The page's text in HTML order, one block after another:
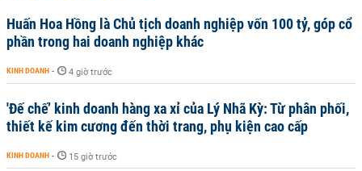
Huấn Hoa Hồng là Chủ tịch doanh nghiệp vốn 100 tỷ, góp cổ
phần trong hai doanh nghiệp khác
KINH DOANH - 4 giờ trước
'Đế chế’ kinh doanh hàng xa xỉ của Lý Nhã Kỳ: Từ phân phối,
thiết kế kim cương đến thời trang, phụ kiện cao cấp
KINH DOANH - 15 giờ trước